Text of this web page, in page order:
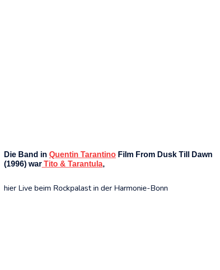
Die Band in Quentin Tarantino Film From Dusk Till Dawn
(1996) war Tito & Tarantula,
hier Live beim Rockpalast in der Harmonie-Bonn